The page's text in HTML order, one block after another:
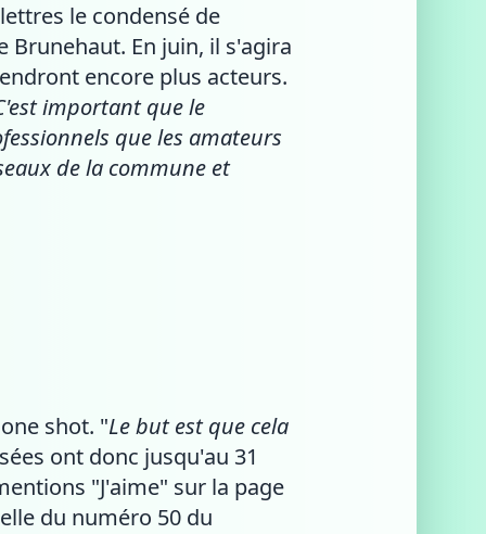
le condensé de
En juin, il s'agira
encore plus acteurs.
important que le
que les amateurs
de la commune et
shot. "Le but est que cela
ont donc jusqu'au 31
"J'aime" sur la page
du numéro 50 du